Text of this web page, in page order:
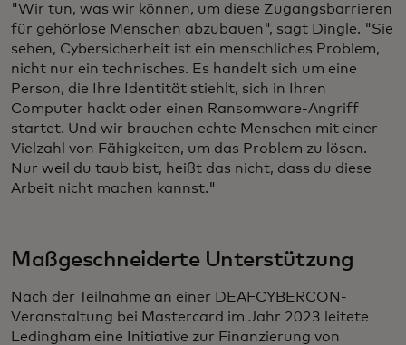
"Wir tun, was wir können, um diese Zugangsbarrieren
für gehörlose Menschen abzubauen", sagt Dingle. "Sie
sehen, Cybersicherheit ist ein menschliches Problem,
nicht nur ein technisches. Es handelt sich um eine
Person, die Ihre Identität stiehlt, sich in Ihren
Computer hackt oder einen Ransomware-Angriff
startet. Und wir brauchen echte Menschen mit einer
Vielzahl von Fähigkeiten, um das Problem zu lösen.
Nur weil du taub bist, heißt das nicht, dass du diese
Arbeit nicht machen kannst."
Maßgeschneiderte Unterstützung
Nach der Teilnahme an einer DEAFCYBERCON-
Veranstaltung bei Mastercard im Jahr 2023 leitete
Ledingham eine Initiative zur Finanzierung von